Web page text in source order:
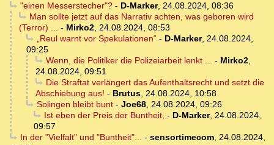
"einen Messerstecher"?- D-Marker, 24.08.2024, 08:36
Man sollte jetzt auf das Narrativ achten, was geboren wird
(Terror) ... - Mirko2, 24.08.2024, 08:53
„Reul warnt vor Spekulationen“- D-Marker, 24.08.2024,
09:25
Wenn, die Politiker die Polizeiarbeit lenkt ... - Mirko2,
24.08.2024, 09:51
Die Straftat verlängert das Aufenthaltsrecht und setzt die
Abschiebung aus! - Brutus, 24.08.2024, 10:58
Solingen bleibt bunt- Joe68, 24.08.2024, 09:26
Ist eben der Preis der Buntheit, - D-Marker, 24.08.2024,
09:57
In der "Vielfalt" und "Buntheit"... - sensortimecom, 24.08.2024,